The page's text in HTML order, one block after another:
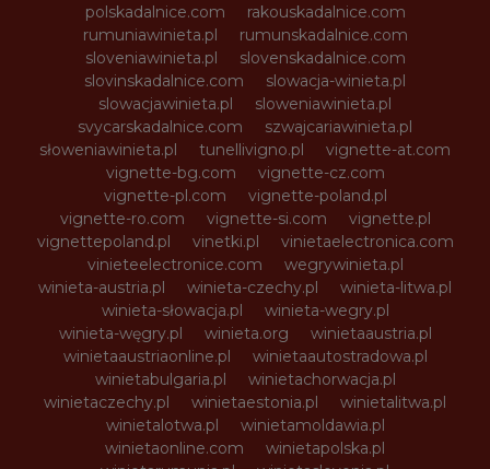
polskadalnice.com
rakouskadalnice.com
rumuniawinieta.pl
rumunskadalnice.com
sloveniawinieta.pl
slovenskadalnice.com
slovinskadalnice.com
slowacja-winieta.pl
slowacjawinieta.pl
sloweniawinieta.pl
svycarskadalnice.com
szwajcariawinieta.pl
słoweniawinieta.pl
tunellivigno.pl
vignette-at.com
vignette-bg.com
vignette-cz.com
vignette-pl.com
vignette-poland.pl
vignette-ro.com
vignette-si.com
vignette.pl
vignettepoland.pl
vinetki.pl
vinietaelectronica.com
vinieteelectronice.com
wegrywinieta.pl
winieta-austria.pl
winieta-czechy.pl
winieta-litwa.pl
winieta-słowacja.pl
winieta-wegry.pl
winieta-węgry.pl
winieta.org
winietaaustria.pl
winietaaustriaonline.pl
winietaautostradowa.pl
winietabulgaria.pl
winietachorwacja.pl
winietaczechy.pl
winietaestonia.pl
winietalitwa.pl
winietalotwa.pl
winietamoldawia.pl
winietaonline.com
winietapolska.pl